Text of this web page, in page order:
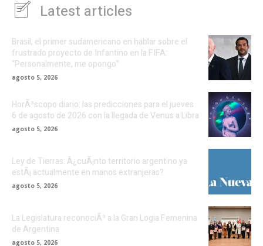
Latest articles
Brasil, el primer sudamericano en hablar sobre el
frustrado proyecto de Infantino en la FIFA:
“Personalmente, me opongo”
agosto 5, 2026
HorÃ³scopo diario: las predicciones para el jueves
6 de agosto de 2026 con la llegada de Venus a Libra
agosto 5, 2026
Ley de Tierras: Â¿cuÃ¡nto territorio argentino ya
estÃ¡ actualmente en manos extranjeras?
agosto 5, 2026
La Legislatura reconociÃ³ a la Gran Logia Femenina
de Argentina
agosto 5, 2026